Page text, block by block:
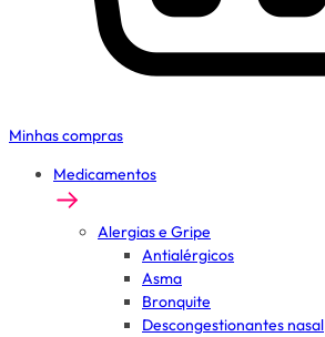
Minhas compras
Medicamentos
Alergias e Gripe
Antialérgicos
Asma
Bronquite
Descongestionantes nasal